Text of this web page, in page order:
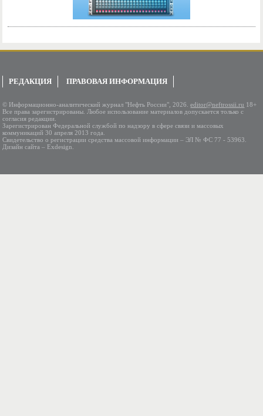
РЕДАКЦИЯ ПРАВОВАЯ ИНФОРМАЦИЯ
© Информационно-аналитический журнал "Нефть России", 2026.editor@neftrossii.ru 18+
Все права зарегистрированы. Любое использование материалов допускается только с
согласия редакции.
Зарегистрирован Федеральной службой по надзору в сфере связи и массовых
коммуникаций 30 апреля 2013 года.
Свидетельство о регистрации средства массовой информации – ЭЛ № ФС 77 - 53963.
Дизайн сайта – Exdesign.